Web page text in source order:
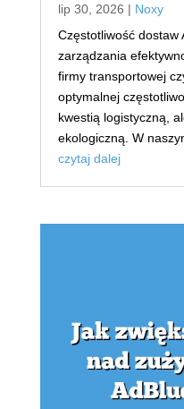
lip 30, 2026 | Noxy
Częstotliwość dostaw
zarządzania
firmy transportowej
optymalnej
kwestią logistyczną,
ekologiczną. W
czytaj dalej